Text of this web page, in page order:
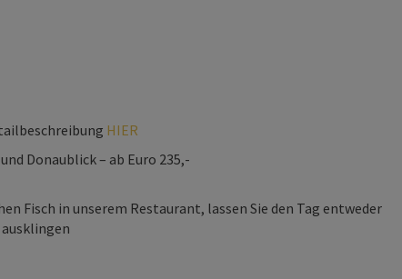
HIER
Donaublick – ab Euro 235,-
Fisch in unserem Restaurant, lassen Sie den Tag entweder